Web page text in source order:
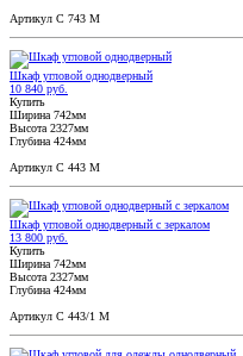
Артикул С 743 М
Шкаф угловой однодверный
10 840 руб.
Купить
Ширина 742мм
Высота 2327мм
Глубина 424мм
Артикул С 443 М
Шкаф угловой однодверный с зеркалом
13 800 руб.
Купить
Ширина 742мм
Высота 2327мм
Глубина 424мм
Артикул С 443/1 М